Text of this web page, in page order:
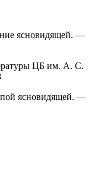
ясновидящей. —
ЦБ им. А. С.
ясновидящей. —